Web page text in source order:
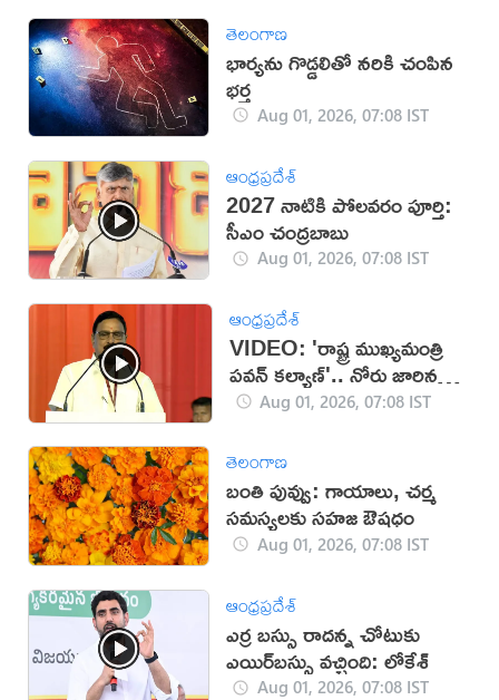
తెలంగాణ
భార్యను గొడ్డలితో నరికి చంపిన
భర్త
Aug 01, 2026, 07:08 IST
ఆంధ్రప్రదేశ్
2027 నాటికి పోలవరం పూర్తి:
సీఎం చంద్రబాబు
Aug 01, 2026, 07:08 IST
ఆంధ్రప్రదేశ్
VIDEO: 'రాష్ట్ర ముఖ్యమంత్రి
పవన్ కల్యాణ్'.. నోరు జారిన
కేంద్ర మంత్రి
Aug 01, 2026, 07:08 IST
తెలంగాణ
బంతి పువ్వు: గాయాలు, చర్మ
సమస్యలకు సహజ ఔషధం
Aug 01, 2026, 07:08 IST
ఆంధ్రప్రదేశ్
ఎర్ర బస్సు రాదన్న చోటుకు
ఎయిర్‌బస్సు వచ్చింది: లోకేశ్‌
Aug 01, 2026, 07:08 IST